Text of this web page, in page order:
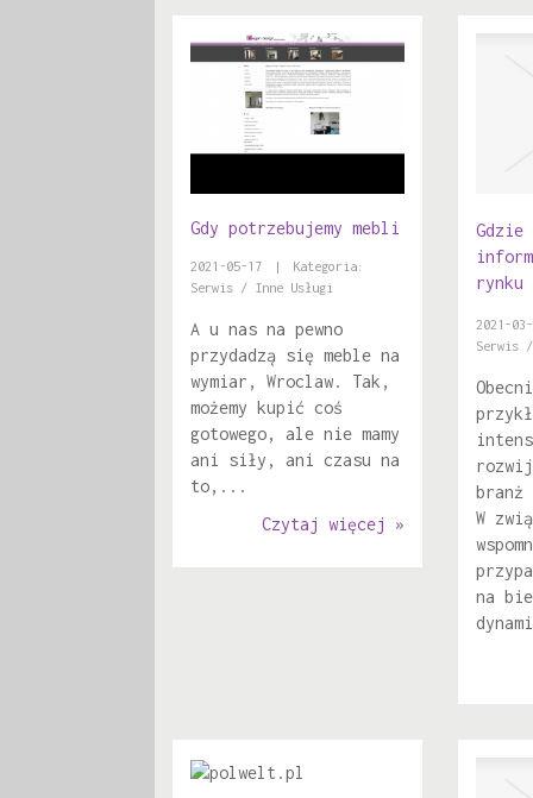
Gdy potrzebujemy mebli
2021-05-17 |
Kategoria:
Serwis / Inne Usługi
A u nas na pewno
przydadzą się meble na
wymiar, Wroclaw. Tak,
możemy kupić coś
gotowego, ale nie mamy
ani siły, ani czasu na
to,...
Czytaj więcej »
Gdzie
rynku
2021-
Serwis
W
na